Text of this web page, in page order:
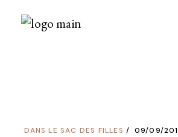
DANS LE SAC DES FILLES 09/09/